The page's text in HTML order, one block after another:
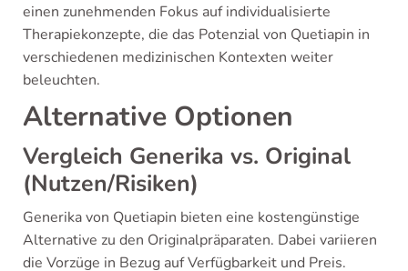
einen zunehmenden Fokus auf individualisierte
Therapiekonzepte, die das Potenzial von Quetiapin in
verschiedenen medizinischen Kontexten weiter
beleuchten.
Alternative Optionen
Vergleich Generika vs. Original
(Nutzen/Risiken)
Generika von Quetiapin bieten eine kostengünstige
Alternative zu den Originalpräparaten. Dabei variieren
die Vorzüge in Bezug auf Verfügbarkeit und Preis.